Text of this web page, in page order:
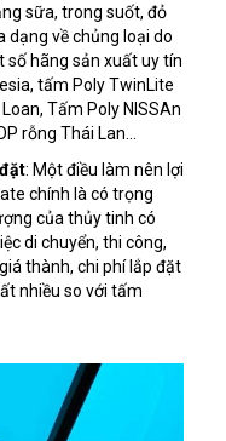
sữa, trong suốt, đỏ
dạng về chủng loại do
số hãng sản xuất uy tín
tấm Poly TwinLite
Tấm Poly NISSAn
rỗng Thái Lan…
: Một điều làm nên lợi
chính là có trọng
của thủy tinh có
di chuyển, thi công,
thành, chi phí lắp đặt
nhiều so với tấm